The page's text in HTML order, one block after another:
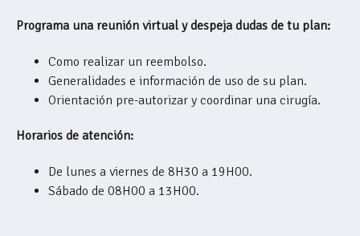
Programa una reunión virtual y despeja dudas de tu plan:
Como realizar un reembolso.
Generalidades e información de uso de su plan.
Orientación pre-autorizar y coordinar una cirugía.
Horarios de atención:
De lunes a viernes de 8H30 a 19H00.
Sábado de 08H00 a 13H00.